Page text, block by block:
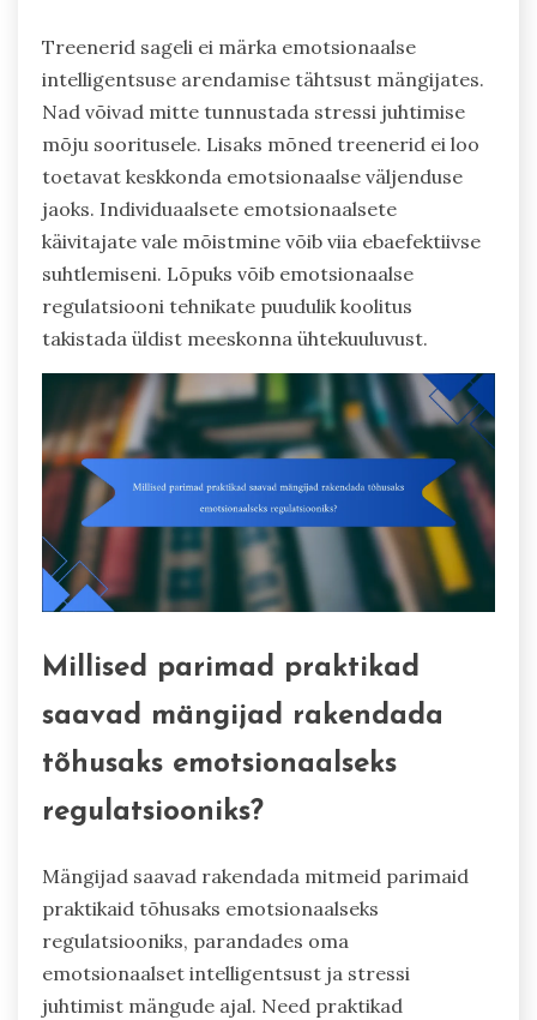
Treenerid sageli ei märka emotsionaalse
intelligentsuse arendamise tähtsust mängijates.
Nad võivad mitte tunnustada stressi juhtimise
mõju sooritusele. Lisaks mõned treenerid ei loo
toetavat keskkonda emotsionaalse väljenduse
jaoks. Individuaalsete emotsionaalsete
käivitajate vale mõistmine võib viia ebaefektiivse
suhtlemiseni. Lõpuks võib emotsionaalse
regulatsiooni tehnikate puudulik koolitus
takistada üldist meeskonna ühtekuuluvust.
Millised parimad praktikad
saavad mängijad rakendada
tõhusaks emotsionaalseks
regulatsiooniks?
Mängijad saavad rakendada mitmeid parimaid
praktikaid tõhusaks emotsionaalseks
regulatsiooniks, parandades oma
emotsionaalset intelligentsust ja stressi
juhtimist mängude ajal. Need praktikad